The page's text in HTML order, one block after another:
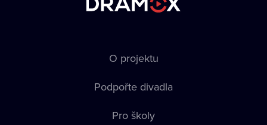
O projektu
Podpořte divadla
Pro školy